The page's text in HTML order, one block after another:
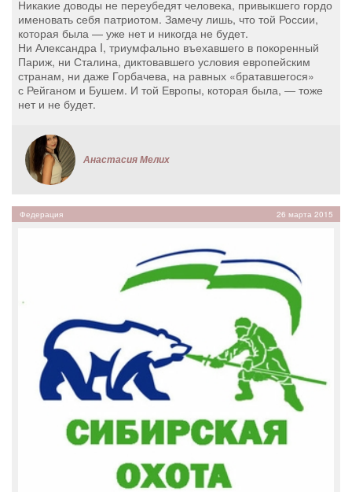
Никакие доводы не переубедят человека, привыкшего гордо
именовать себя патриотом. Замечу лишь, что той России,
которая была — уже нет и никогда не будет.
Ни Александра I, триумфально въехавшего в покоренный
Париж, ни Сталина, диктовавшего условия европейским
странам, ни даже Горбачева, на равных «братавшегося»
с Рейганом и Бушем. И той Европы, которая была, — тоже
нет и не будет.
Анастасия Мелих
Федерация 26 марта 2015